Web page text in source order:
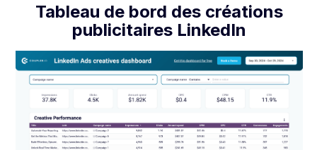
Tableau de bord des créations
publicitaires LinkedIn